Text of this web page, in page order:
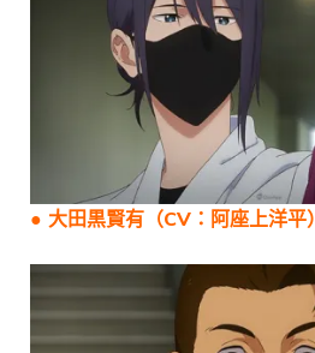
● 大田黒賢有（CV：阿座上洋平）